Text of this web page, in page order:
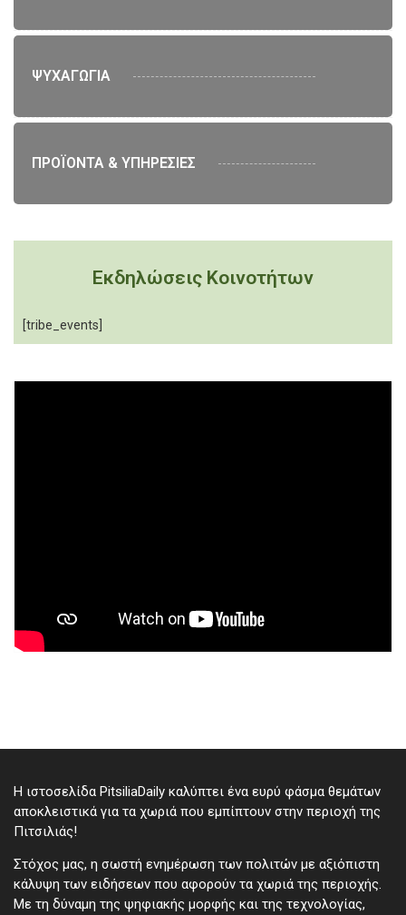
ΨΥΧΑΓΩΓΙΑ
ΠΡΟΪΟΝΤΑ & ΥΠΗΡΕΣΙΕΣ
Εκδηλώσεις Κοινοτήτων
[tribe_events]
Η ιστοσελίδα PitsiliaDaily καλύπτει ένα ευρύ φάσμα θεμάτων
αποκλειστικά για τα χωριά που εμπίπτουν στην περιοχή της
Πιτσιλιάς!
Στόχος μας, η σωστή ενημέρωση των πολιτών με αξιόπιστη
κάλυψη των ειδήσεων που αφορούν τα χωριά της περιοχής.
Με τη δύναμη της ψηφιακής μορφής και της τεχνολογίας,